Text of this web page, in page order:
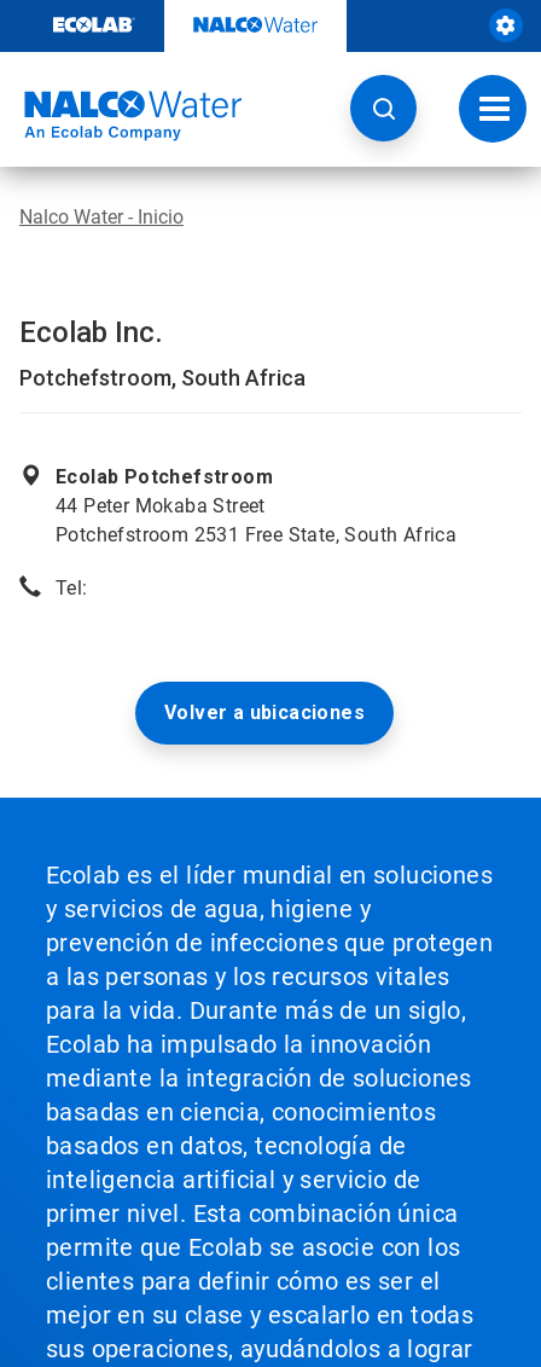
contenido
Botón
de
Nalco Water - Inicio
Ecolab Inc.
Potchefstroom, South Africa
Ecolab Potchefstroom
44 Peter Mokaba Street
Potchefstroom 2531 Free State, South Africa
Tel:
Volver a ubicaciones
Ecolab es el líder mundial en soluciones
y servicios de agua, higiene y
prevención de infecciones que protegen
a las personas y los recursos vitales
para la vida. Durante más de un siglo,
Ecolab ha impulsado la innovación
mediante la integración de soluciones
basadas en ciencia, conocimientos
basados en datos, tecnología de
inteligencia artificial y servicio de
primer nivel. Esta combinación única
permite que Ecolab se asocie con los
clientes para definir cómo es ser el
mejor en su clase y escalarlo en todas
sus operaciones, ayudándolos a lograr